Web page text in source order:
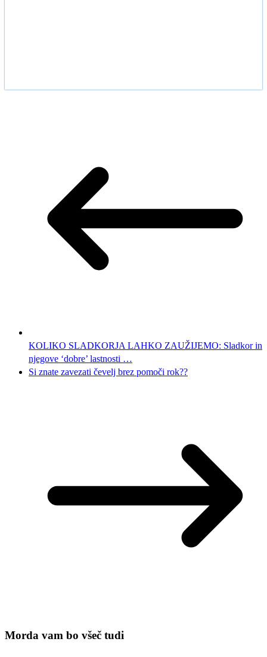
KOLIKO SLADKORJA LAHKO ZAUŽIJEMO: Sladkor in
njegove ‘dobre’ lastnosti …
Si znate zavezati čevelj brez pomoči rok??
Morda vam bo všeč tudi